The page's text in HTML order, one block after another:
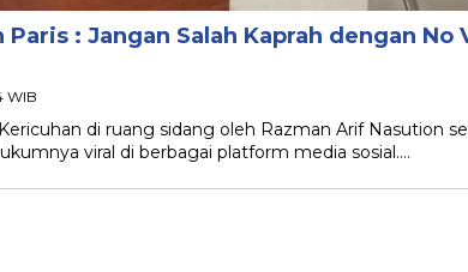
Paris : Jangan Salah Kaprah dengan No
WIB
di ruang sidang oleh Razman Arif Nasution
viral di berbagai platform media sosial….